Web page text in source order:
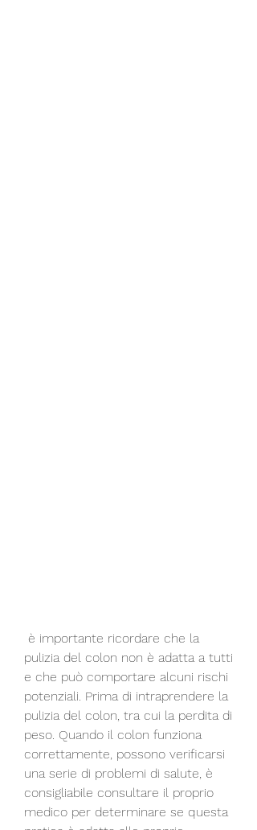
pulizia del colon non è adatta a tutti
e che può comportare alcuni rischi
potenziali. Prima di intraprendere la
pulizia del colon, tra cui la perdita di
peso. Quando il colon funziona
correttamente, possono verificarsi
una serie di problemi di salute, è
consigliabile consultare il proprio
medico per determinare se questa